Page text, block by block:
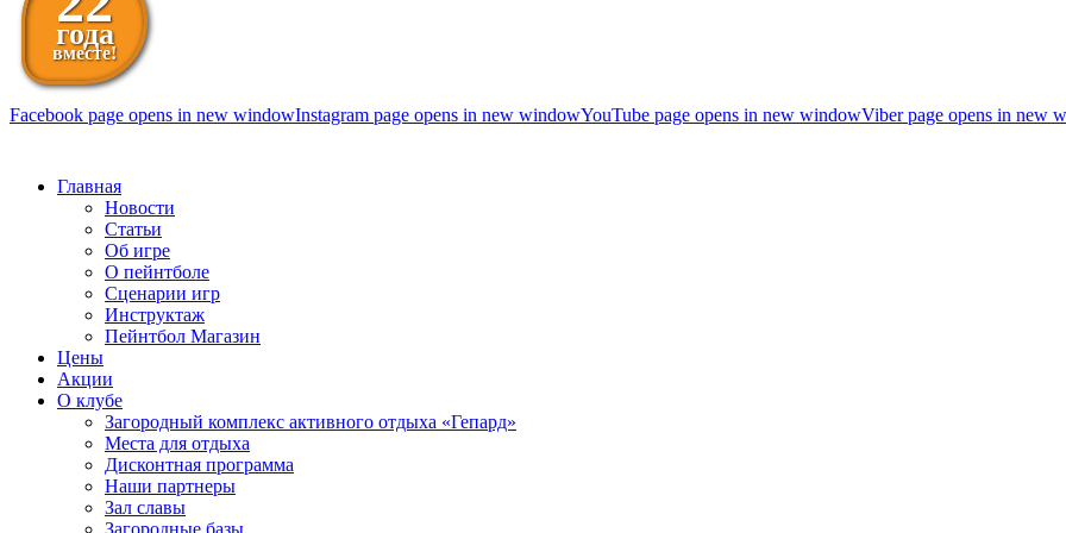
года
вместе!
Facebook page opens in new windowInstagram page opens in new windowYouTube page opens in new windowViber page opens in new
Главная
Новости
Статьи
Об игре
О пейнтболе
Сценарии игр
Инструктаж
Пейнтбол Магазин
Цены
Акции
О клубе
Загородный комплекс активного отдыха «Гепард»
Места для отдыха
Дисконтная программа
Наши партнеры
Зал славы
Загородные базы